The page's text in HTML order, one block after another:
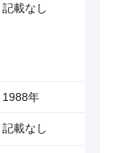
記載なし
1988年
記載なし